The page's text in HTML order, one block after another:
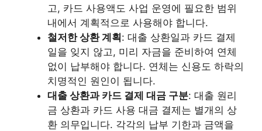
고, 카드 사용액도 사업 운영에 필요한 범위
내에서 계획적으로 사용해야 합니다.
철저한 상환 계획: 대출 상환일과 카드 결제
일을 잊지 않고, 미리 자금을 준비하여 연체
없이 납부해야 합니다. 연체는 신용도 하락의
치명적인 원인이 됩니다.
대출 상환과 카드 결제 대금 구분: 대출 원리
금 상환과 카드 사용 대금 결제는 별개의 상
환 의무입니다. 각각의 납부 기한과 금액을